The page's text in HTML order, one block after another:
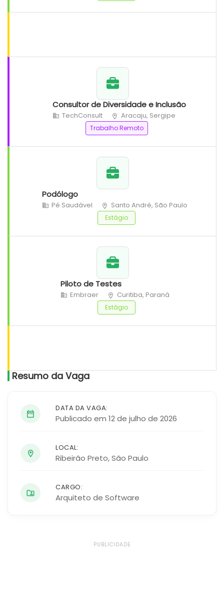
Consultor de Diversidade e Inclusão
TechConsult Aracaju, Sergipe
Trabalho Remoto
Podólogo
Pé Saudável Santo André, São Paulo
Estágio
Piloto de Testes
Embraer Curitiba, Paraná
Estágio
Resumo da Vaga
DATA DA VAGA:
Publicado em 12 de julho de 2026
LOCAL:
Ribeirão Preto,São Paulo
CARGO:
Arquiteto de Software
PUBLICIDADE